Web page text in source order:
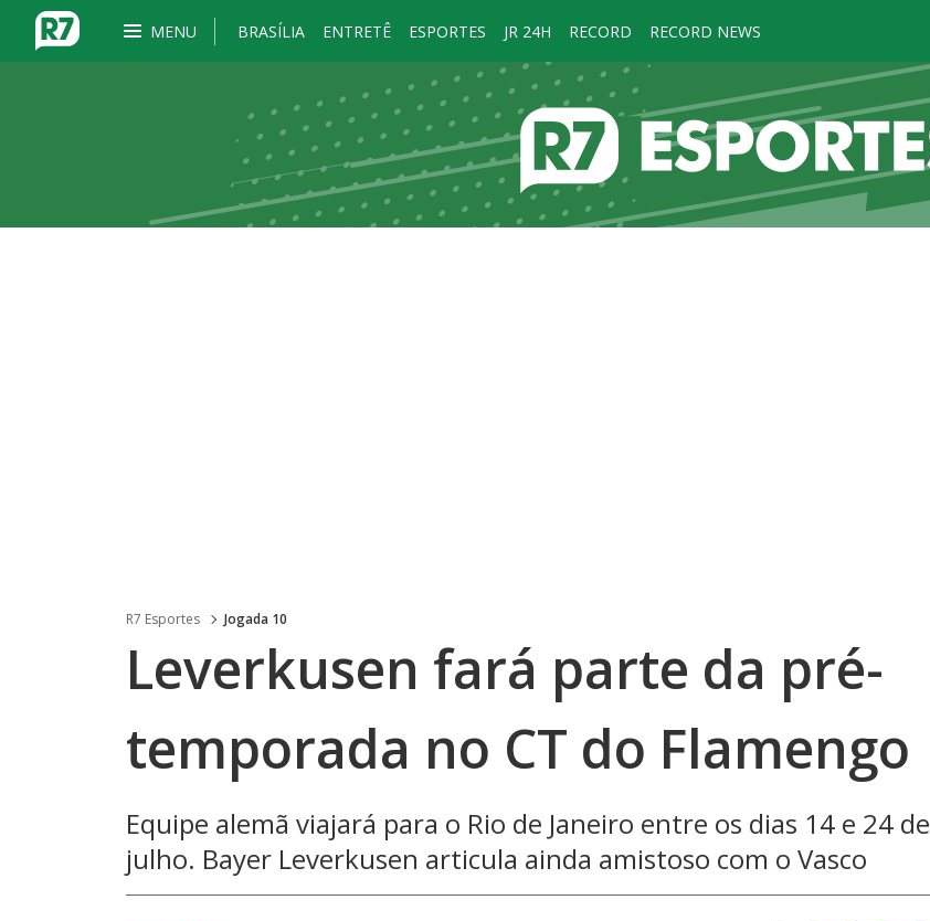
MENU BRASÍLIA ENTRETÊ ESPORTES JR 24H RECORD RECORD NEWS
R7 Esportes Jogada 10
Leverkusen fará parte da pré-
temporada no CT do Flamengo
Equipe alemã viajará para o Rio de Janeiro entre os dias 14 e 24 de
julho. Bayer Leverkusen articula ainda amistoso com o Vasco